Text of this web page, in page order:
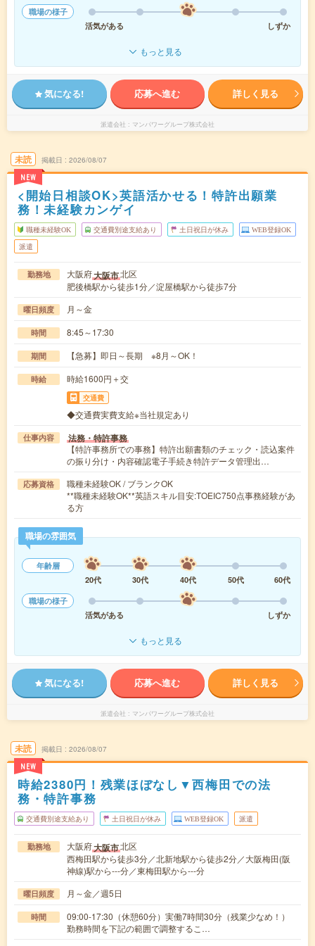
職場の様子
活気がある
しずか
もっと見る
気になる! 応募へ進む 詳しく見る
派遣会社 マンパワーグループ株式会社
未読
NEW
掲載日 2026/08/07
<開始日相談OK>英語活かせる！特許出願業
務！未経験カンゲイ
職種未経験OK 交通費別途支給あり 土日祝日が休み WEB登録OK
派遣
勤務地 大阪府大阪市北区
肥後橋駅から徒歩1分／淀屋橋駅から徒歩7分
曜日頻度 月～金
時間 8:45～17:30
期間 【急募】即日～長期 ※8月～OK！
時給 時給1600円＋交
交通費
◆交通費実費支給※当社規定あり
仕事内容 法務・特許事務
【特許事務所での事務】特許出願書類のチェック・読込案件
の振り分け・内容確認電子手続き特許データ管理出…
応募資格
職種未経験OK / ブランクOK
**職種未経験OK**英語スキル目安:TOEIC750点事務経験があ
る方
職場の雰囲気
年齢層
20代
30代 40代 50代
60代
職場の様子
活気がある
しずか
もっと見る
気になる! 応募へ進む 詳しく見る
派遣会社 マンパワーグループ株式会社
未読
NEW
掲載日 2026/08/07
時給2380円！残業ほぼなし▼西梅田での法
務・特許事務
交通費別途支給あり 土日祝日が休み WEB登録OK 派遣
勤務地 大阪府大阪市北区
西梅田駅から徒歩3分／北新地駅から徒歩2分／大阪梅田(阪
神線)駅から---分／東梅田駅から---分
曜日頻度 月～金／週5日
時間
09:00-17:30（休憩60分）実働7時間30分（残業少なめ！）
勤務時間を下記の範囲で調整するこ…